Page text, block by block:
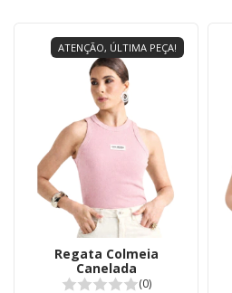
ATENÇÃO, ÚLTIMA PEÇA!
Regata Colmeia
Canelada
(0)